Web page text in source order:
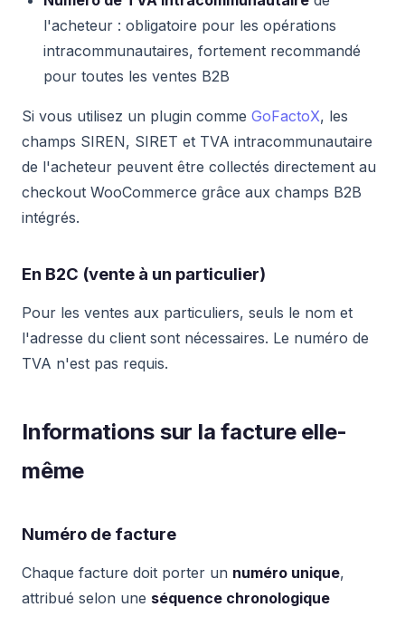
l'acheteur : obligatoire pour les opérations
intracommunautaires, fortement recommandé
pour toutes les ventes B2B
Si vous utilisez un plugin comme GoFactoX, les
champs SIREN, SIRET et TVA intracommunautaire
de l'acheteur peuvent être collectés directement au
checkout WooCommerce grâce aux champs B2B
intégrés.
En B2C (vente à un particulier)
Pour les ventes aux particuliers, seuls le nom et
l'adresse du client sont nécessaires. Le numéro de
TVA n'est pas requis.
Informations sur la facture elle-
même
Numéro de facture
Chaque facture doit porter un numéro unique,
attribué selon une séquence chronologique